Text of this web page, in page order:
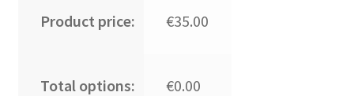
Product price: €35.00
Total options: €0.00